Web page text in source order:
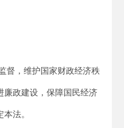
督，维护国家财政经济秩
廉政建设，保障国民经济
法。